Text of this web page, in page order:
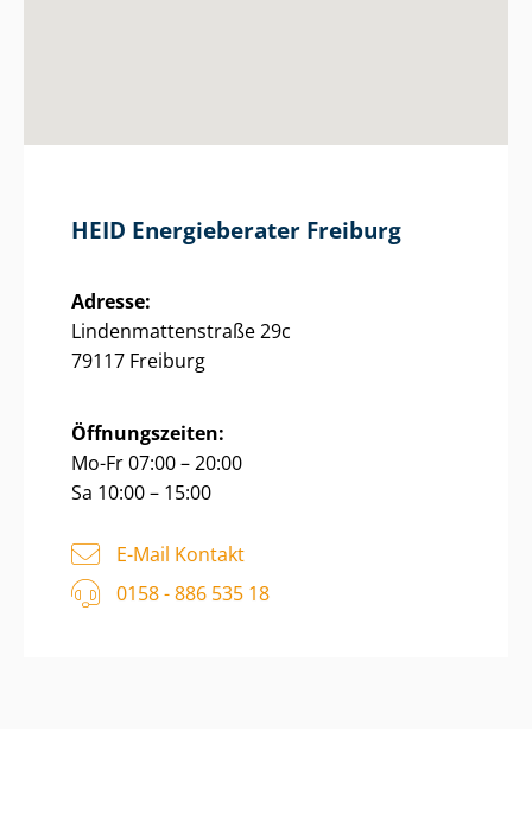
HEID Energieberater Freiburg
Adresse:
Lin­den­mat­ten­stra­ße 29c
79117 Freiburg
Öffnungszeiten:
Mo-Fr 07:00 – 20:00
Sa 10:00 – 15:00
E-Mail Kontakt
0158 - 886 535 18